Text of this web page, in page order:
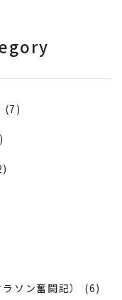
(7)
ソン奮闘記） (6)